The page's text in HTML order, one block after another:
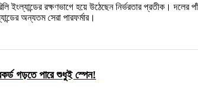
ইংল্যান্ডের রক্ষণভাগে হয়ে উঠেছেন নির্ভরতার প্রতীক।
অন্যতম সেরা পারফর্মার।
গড়তে পারে শুধুই স্পেন!